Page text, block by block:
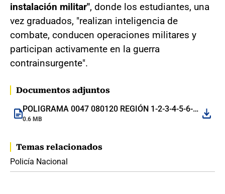
instalación militar", donde los estudiantes, una
vez graduados, "realizan inteligencia de
combate, conducen operaciones militares y
participan activamente en la guerra
contrainsurgente".
Documentos adjuntos
POLIGRAMA 0047 080120 REGIÓN 1-2-3-4-5-6-7-8-MEBOG PT. GÓMEZ.pdf
0.6 MB
Temas relacionados
Policía Nacional